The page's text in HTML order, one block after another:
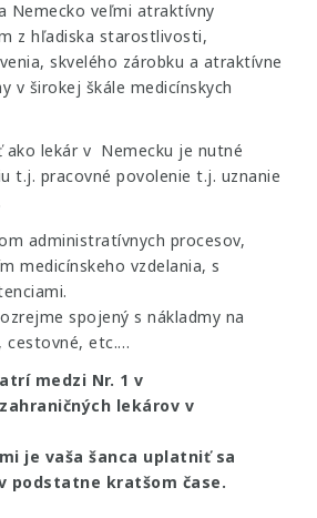
Nemecko veľmi atraktívny
z hľadiska starostlivosti,
skvelého zárobku a atraktívne
v širokej škále medicínskych
ako lekár v Nemecku je nutné
t.j. pracovné povolenie t.j. uznanie
administratívnych procesov,
medicínskeho vzdelania, s
spojený s nákladmy na
cestovné, etc.…
medzi Nr. 1 v
lekárov v
je vaša šanca uplatniť sa
podstatne kratšom čase.